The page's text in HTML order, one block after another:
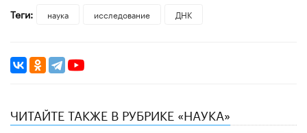
Теги:
наука исследование ДНК
ЧИТАЙТЕ ТАКЖЕ В РУБРИКЕ «НАУКА»